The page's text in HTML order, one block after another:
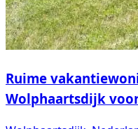
Ruime
Wolphaartsdijk